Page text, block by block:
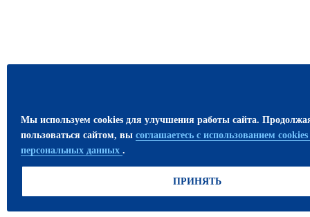
Мы используем cookies для улучшения работы сайта.
пользоваться сайтом, вы соглашаетесь с использованием cookies
персональных данных .
ПРИНЯТЬ